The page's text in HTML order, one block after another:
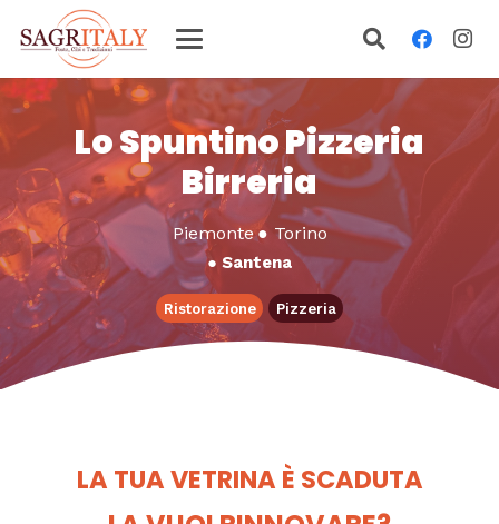
Lo Spuntino Pizzeria
Birreria
Piemonte● Torino
● Santena
Ristorazione Pizzeria
LA TUA VETRINA È SCADUTA